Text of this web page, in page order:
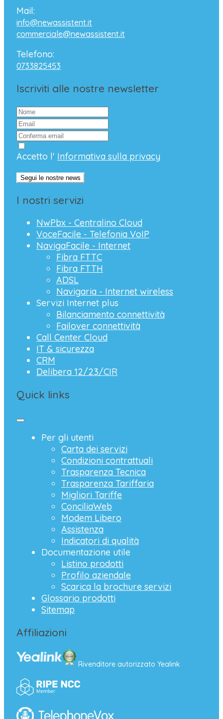
Mail:
info@newassistent.it
commerciale@newassistent.it
Telefono:
0733825453
Iscriviti alle nostre newsletter
Accetto l' Informativa sulla privacy
Segui le nostre news
I nostri servizi
NwPbx - Centralino Cloud
VoceFacile - Telefonia VoIP
NavigaFacile - Internet
Fibra FTTC
Fibra FTTH
ADSL
Navigaria - Internet wireless
Servizi Internet plus
Bilanciamento connettività
Failover connettività
Call Center Cloud
IT & sicurezza
CRM
Delibera 12/23/CIR
Quick links
Per gli utenti
Carta dei servizi
Condizioni contrattuali
Trasparenza Tecnica
Trasparenza Tariffaria
Migliori Tariffe
ConciliaWeb
Modem Libero
Assistenza
Indicatori di qualità
Documentazione utile
Listino prodotti
Profilo aziendale
Scarica la brochure servizi
Glossario prodotti
Sitemap
Affiliazioni
Rivenditore autorizzato Yealink